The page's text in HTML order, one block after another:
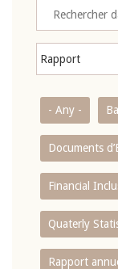
- Any -
Documents
Financial
Quaterly
Rapport